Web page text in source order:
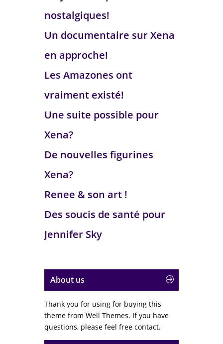
nostalgiques!
Un documentaire sur Xena
en approche!
Les Amazones ont
vraiment existé!
Une suite possible pour
Xena?
De nouvelles figurines
Xena?
Renee & son art !
Des soucis de santé pour
Jennifer Sky
About us
Thank you for using for buying this
theme from Well Themes. If you have
questions, please feel free contact.